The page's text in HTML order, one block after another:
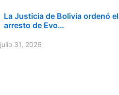
La Justicia de Bolivia ordenó el
arresto de Evo…
julio 31, 2026